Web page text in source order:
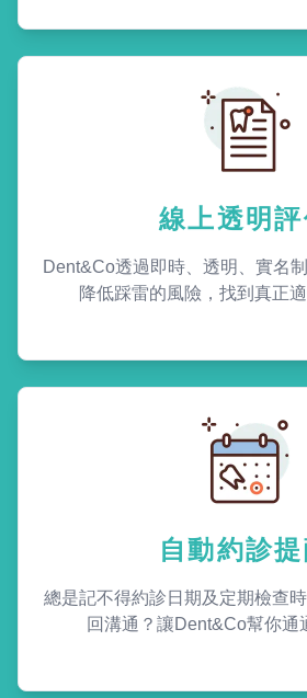
線上透明
Dent&Co透過即時、透明、實名
降低踩雷的風險，找到真正適
自動約診
總是記不得約診日期及定期檢查
回溝通？讓Dent&Co幫你通